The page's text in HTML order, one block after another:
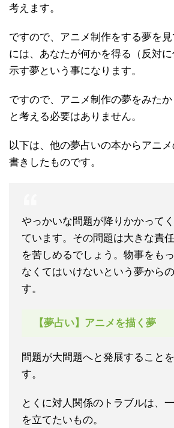
考えます。
ですので、アニメ制作をする夢を
には、あなたが何かを得る（反対
示す夢という事になります。
ですので、アニメ制作の夢をみた
と考える必要はありません。
以下は、他の夢占いの本からアニ
書きしたものです。
やっかいな問題が降りかかって
ています。その問題は大きな責
を苦しめるでしょう。物事をも
なくてはいけないという夢から
す。
【夢占い】アニメを描く夢
問題が大問題へと発展すること
す。
とくに対人関係のトラブルは、
を立てたいもの。